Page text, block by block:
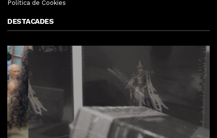
Política de Cookies
DESTACADES